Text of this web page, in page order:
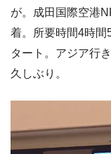
が。成田国際空港
着。所要時間4時間
タート。アジア行
久しぶり。